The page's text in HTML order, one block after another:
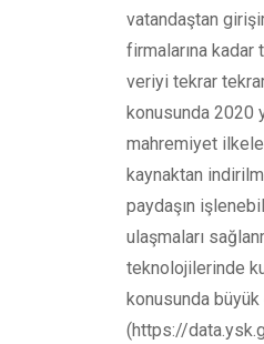
vatandaştan
firmalarına
veriyi tekrar
konusunda 2020
mahremiyet
kaynaktan
paydaşın
ulaşmaları
teknolojilerinde
konusunda
(https://